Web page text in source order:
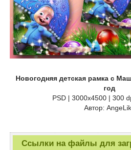
Новогодняя детская рамка с
год
PSD | 3000x4500 | 300
Автор:
Ссылки на файлы для